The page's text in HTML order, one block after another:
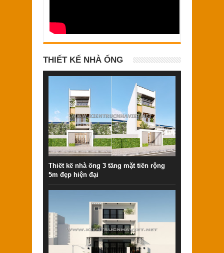
THIẾT KẾ NHÀ ỐNG
Thiết kế nhà ống 3 tầng mặt tiền rộng
5m đẹp hiện đại